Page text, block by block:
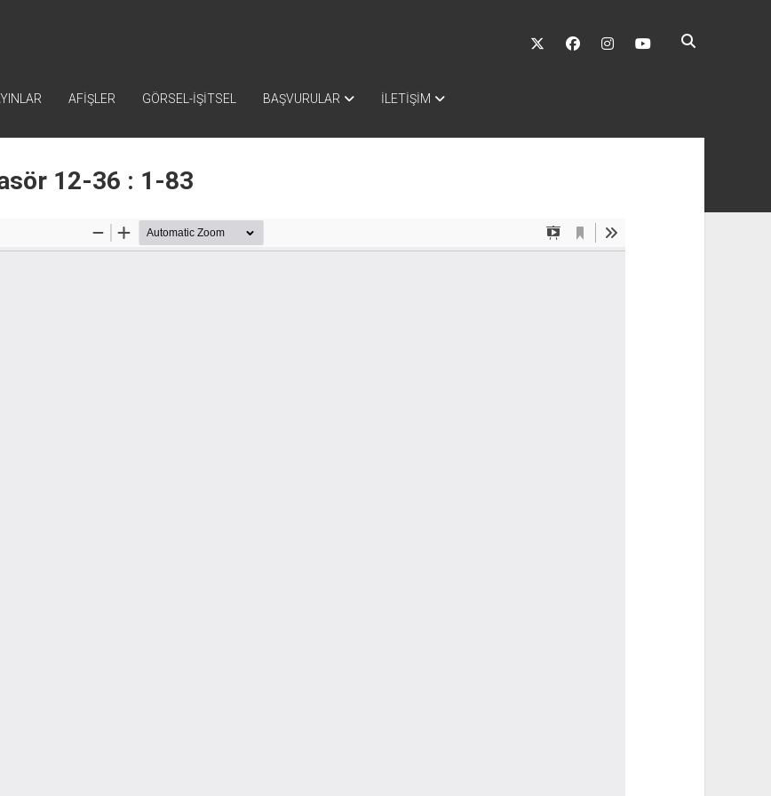
twitter facebookinstagramyoutube
AFİŞLER GÖRSEL-İŞİTSEL BAŞVURULAR İLETİŞİM
12-36 : 1-83